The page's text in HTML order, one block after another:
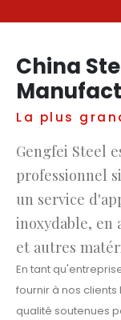
China
La plus
Gengfei Steel
professionnel
un service
inoxydable, en
et autres
En tant
fournir à nos
qualité soutenues